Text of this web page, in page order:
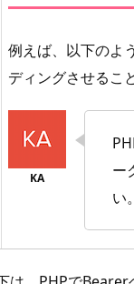
例えば、以下のよ
ディングさせるこ
ー
い。